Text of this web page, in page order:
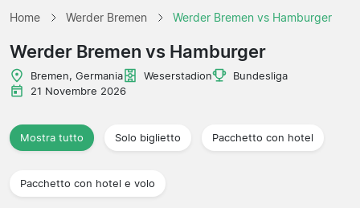
Home Werder Bremen Werder Bremen vs Hamburger
Werder Bremen vs Hamburger
Bremen, Germania Weserstadion
Bundesliga
21 Novembre 2026
Mostra tutto Solo biglietto Pacchetto con hotel
Pacchetto con hotel e volo